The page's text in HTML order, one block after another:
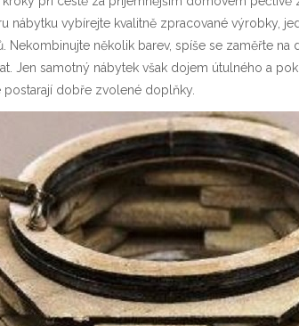
nábytku vybírejte kvalitně zpracované výrobky,
Nekombinujte několik barev, spíše se zaměřte
Jen samotný nábytek však dojem útulného a
postarají dobře zvolené doplňky.